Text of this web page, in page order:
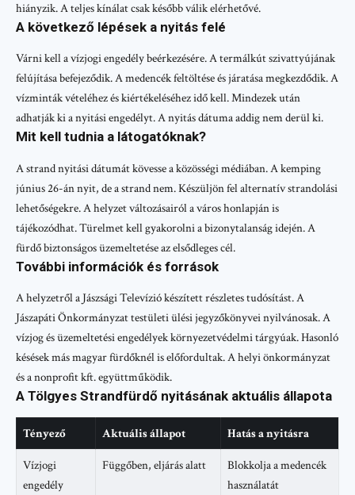
hiányzik. A teljes kínálat csak később válik elérhetővé.
A következő lépések a nyitás felé
Várni kell a vízjogi engedély beérkezésére. A termálkút szivattyújának
felújítása befejeződik. A medencék feltöltése és járatása megkezdődik. A
vízminták vételéhez és kiértékeléséhez idő kell. Mindezek után
adhatják ki a nyitási engedélyt. A nyitás dátuma addig nem derül ki.
Mit kell tudnia a látogatóknak?
A strand nyitási dátumát kövesse a közösségi médiában. A kemping
június 26-án nyit, de a strand nem. Készüljön fel alternatív strandolási
lehetőségekre. A helyzet változásairól a város honlapján is
tájékozódhat. Türelmet kell gyakorolni a bizonytalanság idején. A
fürdő biztonságos üzemeltetése az elsődleges cél.
További információk és források
A helyzetről a Jászsági Televízió készített részletes tudósítást. A
Jászapáti Önkormányzat testületi ülési jegyzőkönyvei nyilvánosak. A
vízjog és üzemeltetési engedélyek környezetvédelmi tárgyúak. Hasonló
késések más magyar fürdőknél is előfordultak. A helyi önkormányzat
és a nonprofit kft. együttműködik.
A Tölgyes Strandfürdő nyitásának aktuális állapota
Tényező Aktuális állapot Hatás a nyitásra
Vízjogi
engedély
Függőben, eljárás alatt
Blokkolja a medencék
használatát